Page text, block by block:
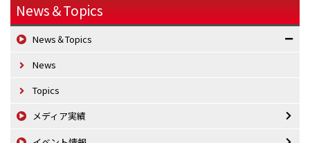
News＆Topics
News＆Topics
News
Topics
メディア実績